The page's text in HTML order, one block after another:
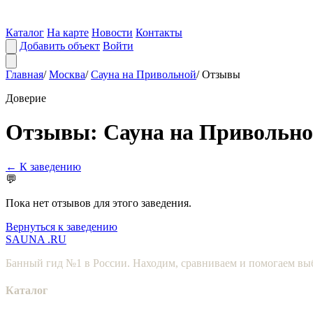
Каталог На карте Новости Контакты
Добавить объект Войти
Главная/ Москва/ Сауна на Привольной/ Отзывы
Доверие
Отзывы: Сауна на
← К заведению
💬
Пока нет отзывов для этого заведения.
Вернуться к заведению
SAUNA .RU
Банный гид №1 в России. Находим, сравниваем и помогаем
Каталог